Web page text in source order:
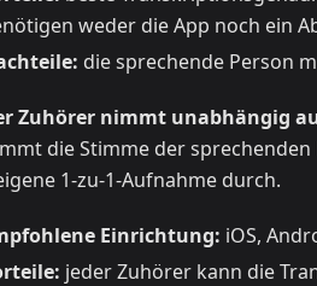
weder die App noch ein
die sprechende Person
Zuhörer nimmt unabhängig
die Stimme der
1-zu-1-Aufnahme durch.
Einrichtung: iOS,
jeder Zuhörer kann die